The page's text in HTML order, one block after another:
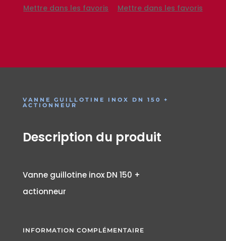
Mettre dans les favoris Mettre dans les favoris
VANNE GUILLOTINE INOX DN 150 +
ACTIONNEUR
Description du produit
Vanne guillotine inox DN 150 +
actionneur
INFORMATION COMPLÉMENTAIRE